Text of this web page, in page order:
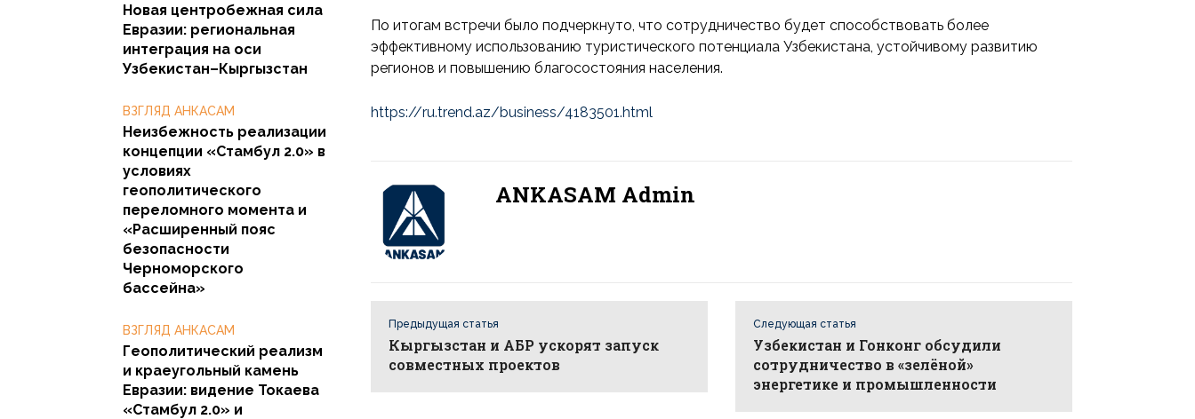
Новая центробежная сила
Евразии: региональная
интеграция на оси
Узбекистан–Кыргызстан
ВЗГЛЯД АНКАСАМ
Неизбежность реализации
концепции «Стамбул 2.0» в
условиях
геополитического
переломного момента и
«Расширенный пояс
безопасности
Черноморского
бассейна»
ВЗГЛЯД АНКАСАМ
Геополитический реализм
и краеугольный камень
Евразии: видение Токаева
«Стамбул 2.0» и
По итогам встречи было подчеркнуто, что сотрудничество будет способствовать более
эффективному использованию туристического потенциала Узбекистана, устойчивому развитию
регионов и повышению благосостояния населения.
https://ru.trend.az/business/4183501.html
ANKASAM Admin
Предыдущая статья
Кыргызстан и АБР ускорят запуск
совместных проектов
Следующая статья
Узбекистан и Гонконг обсудили
сотрудничество в «зелёной»
энергетике и промышленности